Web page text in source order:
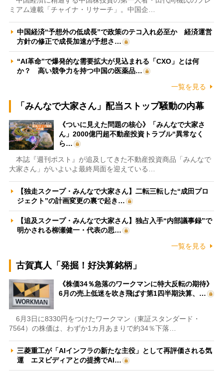
ミアム連載「チャイナ・リサーチ」。中国企…
中国経済“予想外の低成長”で政策のテコ入れ必至か 経済運営
方針の修正で成長加速が予想さ…
“AI革命”で爆発的な需要拡大が見込まれる「CXO」とは何
か？ 高い競争力を持つ中国の医薬品…
一覧を見る
「みんなで大家さん」配当ストップ騒動の内幕
《ついに見えた問題の核心》「みんなで大家さ
ん」2000億円超不動産投資トラブル“異常なく
ら…
本誌『週刊ポスト』が追及してきた不動産投資商品「みんなで
大家さん」がいよいよ最終局面を迎えている…
【独走スクープ・みんなで大家さん】二転三転した“成田プロ
ジェクト”の計画変更の裏で起き…
【追及スクープ・みんなで大家さん】独占入手“内部議事録”で
明かされる柳瀬健一・代表の思…
一覧を見る
古賀真人「発掘！好決算銘柄」
《株価34％急落のワークマンに特大反転の期待》
6月の売上低迷を吹き飛ばす第1四半期決算、…
6月3日に8330円をつけたワークマン（東証スタンダード・
7564）の株価は、わずか1カ月あまりで約34％下落…
三菱重工が「AIインフラの新たな主役」として再評価される気
運 エヌビディアとの提携でAI…